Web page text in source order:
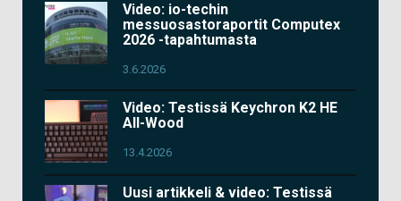
Video: io-techin
messuosastoraportit Computex
2026 -tapahtumasta
3.6.2026
Video: Testissä Keychron K2 HE
All-Wood
13.4.2026
Uusi artikkeli & video: Testissä